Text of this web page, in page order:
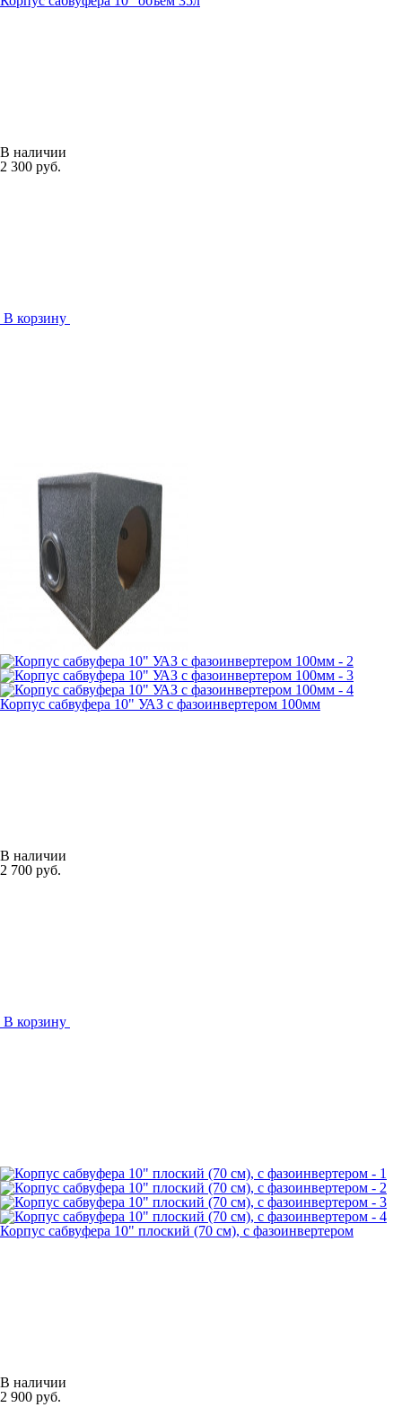
В наличии
2 300 руб.
В корзину
Корпус сабвуфера 10" УАЗ с фазоинвертером 100мм
В наличии
2 700 руб.
В корзину
Корпус сабвуфера 10" плоский (70 см), с фазоинвертером
В наличии
2 900 руб.